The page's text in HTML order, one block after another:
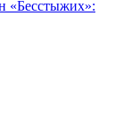
«Бесстыжих»: